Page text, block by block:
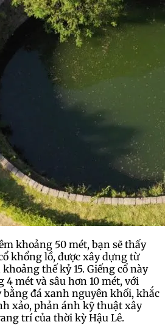
khoảng 50 mét, bạn sẽ thấy
khổng lồ, được xây dựng từ
thế kỷ 15. Giếng cổ này
mét và sâu hơn 10 mét, với
bằng đá xanh nguyên khối, khắc
xảo, phản ánh kỹ thuật xây
trí của thời kỳ Hậu Lê.